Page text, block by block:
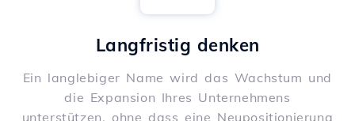
Langfristig denken
Ein langlebiger Name wird das Wachstum und
die Expansion Ihres Unternehmens
unterstützen, ohne dass eine Neupositionierung